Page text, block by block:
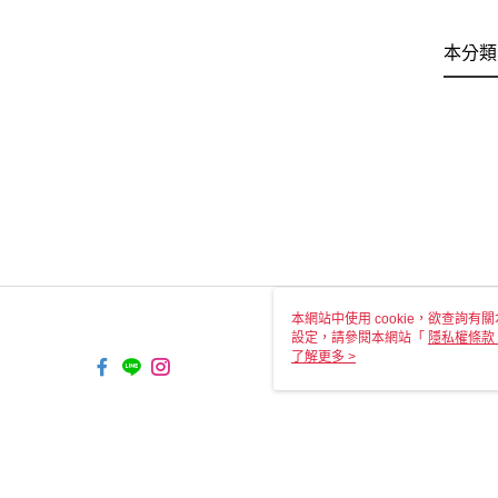
本分
本網站中使用 cookie，欲查詢有
設定，請參閱本網站「 隱私權條款
使用 cookie。
了解更多 >